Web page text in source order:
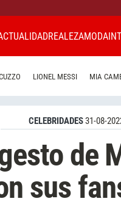
REALEZAMODA
LIONEL MESSI MIA
CELEBRIDADES31-08-
de
sus